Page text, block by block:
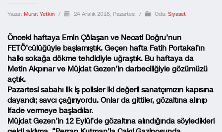
Yazar: Murat Yetkin / 24 Aralık 2018, Pazartesi / Oda: Siyaset
Önceki haftaya Emin Çölaşan ve Necati Doğru’nun
FETÖ’cülüğüyle başlamıştık. Geçen hafta Fatih Portakal’ın
halkı sokağa dökme tehdidiyle uğraştık. Bu haftaya da
Metin Akpınar ve Müjdat Gezen’in darbeciliğiyle gözümüzü
açtık.
Pazartesi sabahı ilk iş polisler iki değerli sanatçımızın kapısına
dayandı; savcı çağırıyordu. Onlar da gittiler, gözaltına alınıp
ifade vermeye başladılar.
Müjdat Gezen’in 12 Eylül’de gözaltına alındığında söyledikleri